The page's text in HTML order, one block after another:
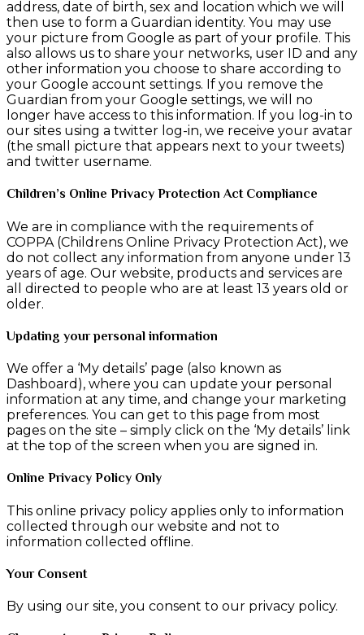
address, date of birth, sex and location which we will
then use to form a Guardian identity. You may use
your picture from Google as part of your profile. This
also allows us to share your networks, user ID and any
other information you choose to share according to
your Google account settings. If you remove the
Guardian from your Google settings, we will no
longer have access to this information. If you log-in to
our sites using a twitter log-in, we receive your avatar
(the small picture that appears next to your tweets)
and twitter username.
Children’s Online Privacy Protection Act Compliance
We are in compliance with the requirements of
COPPA (Childrens Online Privacy Protection Act), we
do not collect any information from anyone under 13
years of age. Our website, products and services are
all directed to people who are at least 13 years old or
older.
Updating your personal information
We offer a ‘My details’ page (also known as
Dashboard), where you can update your personal
information at any time, and change your marketing
preferences. You can get to this page from most
pages on the site – simply click on the ‘My details’ link
at the top of the screen when you are signed in.
Online Privacy Policy Only
This online privacy policy applies only to information
collected through our website and not to
information collected offline.
Your Consent
By using our site, you consent to our privacy policy.